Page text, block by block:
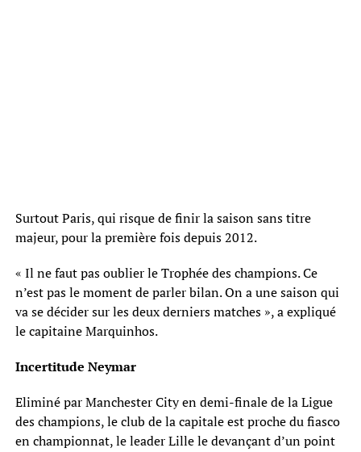
Surtout Paris, qui risque de finir la saison sans titre
majeur, pour la première fois depuis 2012.
« Il ne faut pas oublier le Trophée des champions. Ce
n’est pas le moment de parler bilan. On a une saison qui
va se décider sur les deux derniers matches », a expliqué
le capitaine Marquinhos.
Incertitude Neymar
Eliminé par Manchester City en demi-finale de la Ligue
des champions, le club de la capitale est proche du fiasco
en championnat, le leader Lille le devançant d’un point